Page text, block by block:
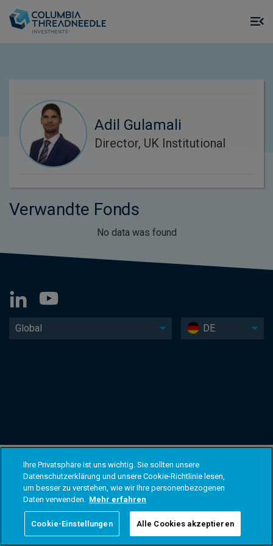
Adil Gulamali
Director, UK Institutional
Verwandte Fonds
No data was found
Global DE
Ihre Privatsphäre ist uns wichtig. Sie sollten unsere
Datenschutzerklärung und unsere Cookie-Richtlinie lesen,
um besser zu verstehen, wie wir Ihre personenbezogenen
Daten verwenden. Mehr erfahren
Cookie-Einstellungen Alle Cookies akzeptieren